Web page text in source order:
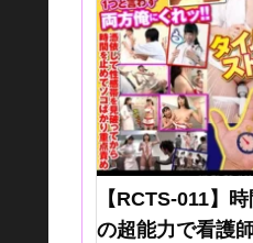
【RCTS-011】
の超能力で看護